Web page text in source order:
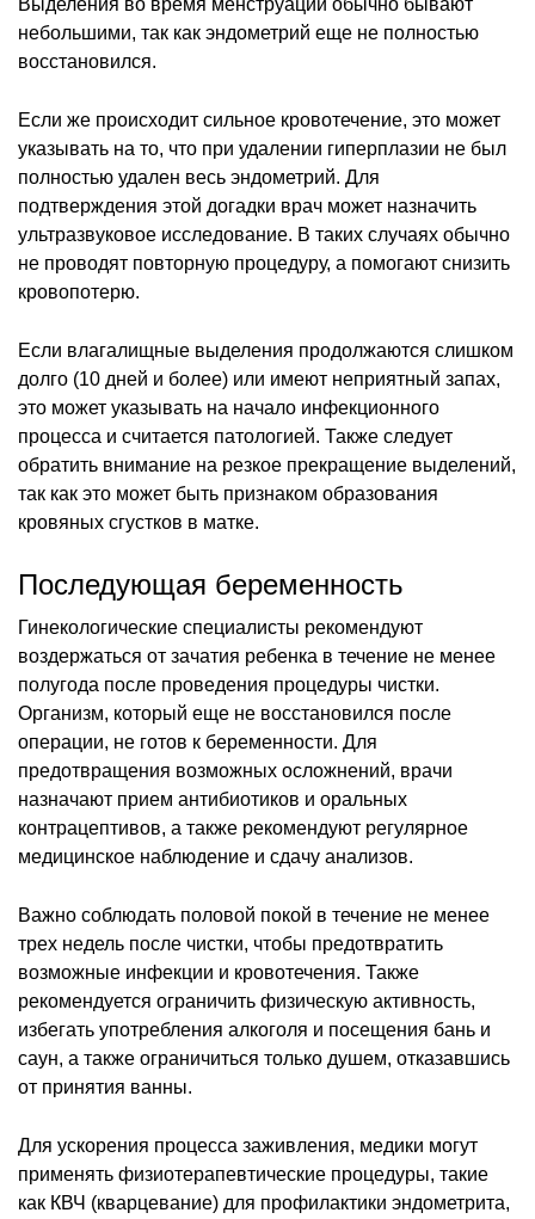
небольшими, так как эндометрий еще не полностью
восстановился.
Если же происходит сильное кровотечение, это может
указывать на то, что при удалении гиперплазии не был
полностью удален весь эндометрий. Для
подтверждения этой догадки врач может назначить
ультразвуковое исследование. В таких случаях обычно
не проводят повторную процедуру, а помогают снизить
кровопотерю.
Если влагалищные выделения продолжаются слишком
долго (10 дней и более) или имеют неприятный запах,
это может указывать на начало инфекционного
процесса и считается патологией. Также следует
обратить внимание на резкое прекращение выделений,
так как это может быть признаком образования
кровяных сгустков в матке.
Последующая беременность
Гинекологические специалисты рекомендуют
воздержаться от зачатия ребенка в течение не менее
полугода после проведения процедуры чистки.
Организм, который еще не восстановился после
операции, не готов к беременности. Для
предотвращения возможных осложнений, врачи
назначают прием антибиотиков и оральных
контрацептивов, а также рекомендуют регулярное
медицинское наблюдение и сдачу анализов.
Важно соблюдать половой покой в течение не менее
трех недель после чистки, чтобы предотвратить
возможные инфекции и кровотечения. Также
рекомендуется ограничить физическую активность,
избегать употребления алкоголя и посещения бань и
саун, а также ограничиться только душем, отказавшись
от принятия ванны.
Для ускорения процесса заживления, медики могут
применять физиотерапевтические процедуры, такие
как КВЧ (кварцевание) для профилактики эндометрита,